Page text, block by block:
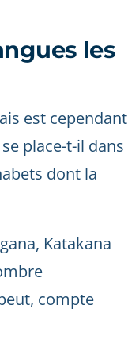
les
est cependant
place-t-il dans
dont la
Katakana
compte